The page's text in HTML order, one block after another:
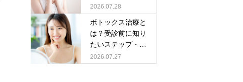
と回避方法を解説
2026.07.28
ボトックス治療と
は？受診前に知り
たいステップ・通
院頻度・注意点
2026.07.27